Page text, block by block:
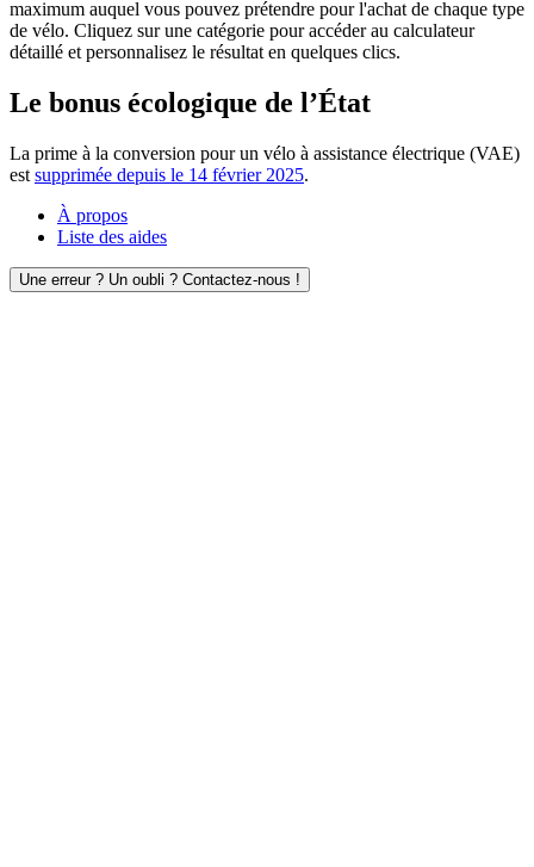
maximum auquel vous pouvez prétendre pour l'achat de chaque type
de vélo. Cliquez sur une catégorie pour accéder au calculateur
détaillé et personnalisez le résultat en quelques clics.
Le bonus écologique de l’État
La prime à la conversion pour un vélo à assistance électrique (VAE)
est supprimée depuis le 14 février 2025.
À propos
Liste des aides
Une erreur ? Un oubli ? Contactez-nous !